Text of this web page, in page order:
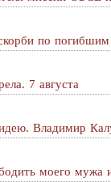
по
7 августа
Владимир
моего мужа